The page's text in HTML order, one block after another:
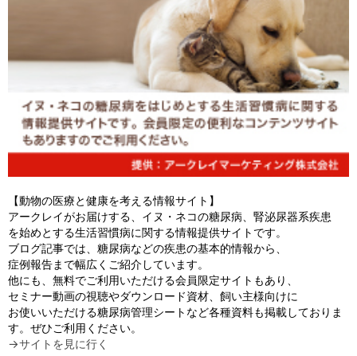
【動物の医療と健康を考える情報サイト】
アークレイがお届けする、イヌ・ネコの糖尿病、腎泌尿器系疾患
を始めとする生活習慣病に関する情報提供サイトです。
ブログ記事では、糖尿病などの疾患の基本的情報から、
症例報告まで幅広くご紹介しています。
他にも、無料でご利用いただける会員限定サイトもあり、
セミナー動画の視聴やダウンロード資材、飼い主様向けに
お使いいただける糖尿病管理シートなど各種資料も掲載しておりま
す。ぜひご利用ください。
→サイトを見に行く